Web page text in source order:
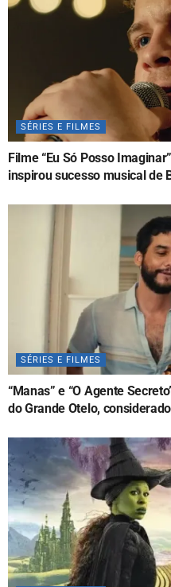
SÉRIES E FILMES
Filme “Eu Só Posso
inspirou sucesso musical de
SÉRIES E FILMES
“Manas” e “O Agente
do Grande Otelo,